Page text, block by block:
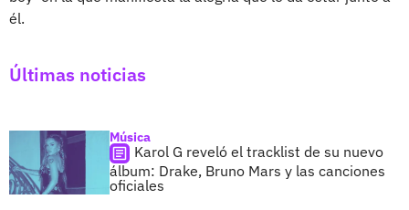
él.
Últimas noticias
Música
Karol G reveló el tracklist de su nuevo
álbum: Drake, Bruno Mars y las canciones
oficiales